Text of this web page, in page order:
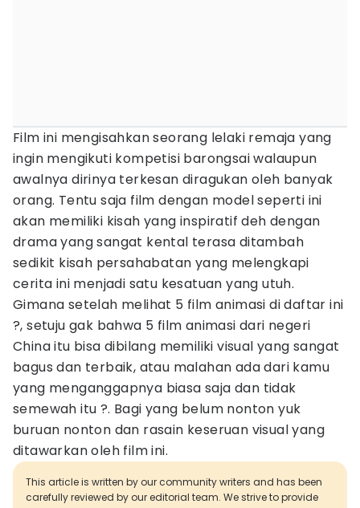
Film ini mengisahkan seorang lelaki remaja yang
ingin mengikuti kompetisi barongsai walaupun
awalnya dirinya terkesan diragukan oleh banyak
orang. Tentu saja film dengan model seperti ini
akan memiliki kisah yang inspiratif deh dengan
drama yang sangat kental terasa ditambah
sedikit kisah persahabatan yang melengkapi
cerita ini menjadi satu kesatuan yang utuh.
Gimana setelah melihat 5 film animasi di daftar ini
?, setuju gak bahwa 5 film animasi dari negeri
China itu bisa dibilang memiliki visual yang sangat
bagus dan terbaik, atau malahan ada dari kamu
yang menganggapnya biasa saja dan tidak
semewah itu ?. Bagi yang belum nonton yuk
buruan nonton dan rasain keseruan visual yang
ditawarkan oleh film ini.
This article is written by our community writers and has been
carefully reviewed by our editorial team. We strive to provide